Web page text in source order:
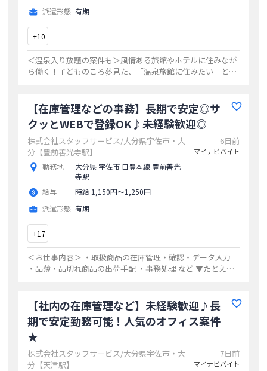
派遣形態 有期
+10
＜温泉入り放題の案件も＞風情ある旅館やホテルに住みなが
ら働く！子どものころ夢見た、「温泉旅館に住みたい」とい
【在庫管理などの事務】長期で安定◎サ
クッとWEBで登録OK♪未経験歓迎◎
株式会社スタッフサービス/大分県宇佐市・大
分【豊前善光寺駅】
勤務地
大分県 宇佐市 日豊本線 豊前善光
寺駅
給与
時給 1,150円〜1,250円
派遣形態 有期
6日前
マイナビバイト
+17
＜お仕事内容＞ ・取扱商品の在庫管理・確認・データ入力
・品薄・品切れ商品の出荷手配 ・事務処理 など ▼たとえば
【社内の在庫管理など】未経験歓迎♪長
期で安定勤務可能！人気のオフィス案件
★
株式会社スタッフサービス/大分県宇佐市・大
分【天津駅】
7日前
マイナビバイト